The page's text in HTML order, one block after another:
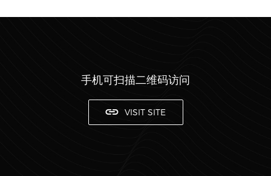
手机可扫描二维码访问
VISIT SITE